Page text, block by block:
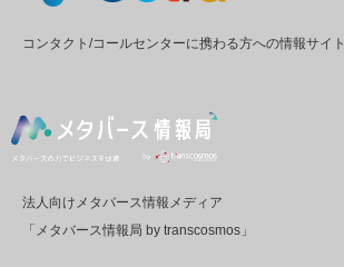
コンタクト/コールセンターに携わる方への情報サイト
法人向けメタバース情報メディア
「メタバース情報局 by transcosmos」